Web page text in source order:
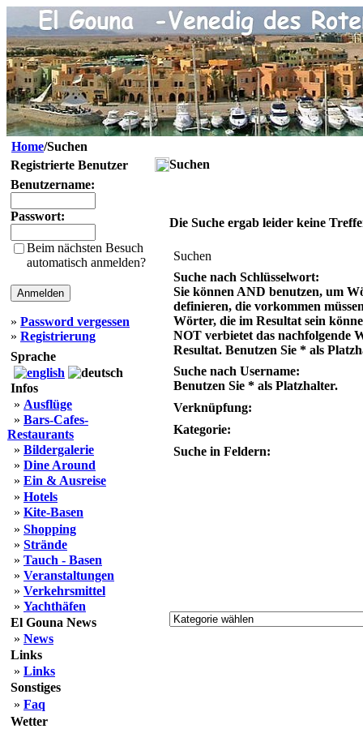
Home/Suchen
Registrierte Benutzer
Benutzername:
Passwort:
Beim nächsten Besuch
automatisch anmelden?
» Password vergessen
» Registrierung
Sprache
Infos
» Ausflüge
» Bars-Cafes-
Restaurants
» Bildergalerie
» Dine Around
» Ein & Ausreise
» Hotels
» Kite-Basen
» Shopping
» Strände
» Tauch - Basen
» Veranstaltungen
» Verkehrsmittel
» Yachthäfen
El Gouna News
» News
Links
» Links
Sonstiges
» Faq
Wetter
Suchen
Die Suche ergab leider keine
Suchen
Suche nach Schlüsselwort:
Sie können AND benutzen, um
definieren, die vorkommen
Wörter, die im Resultat sein
NOT verbietet das nachfolgende
Resultat. Benutzen Sie * als
Suche nach Username:
Benutzen Sie * als Platzhalter.
Verknüpfung:
Kategorie:
Suche in Feldern: